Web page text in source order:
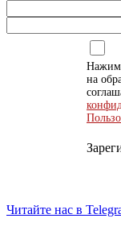
на
Читайте нас в